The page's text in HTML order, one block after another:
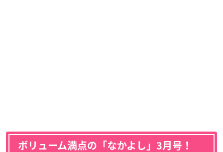
ボリューム満点の「なかよし」3月号！